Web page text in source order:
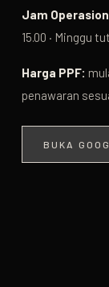
Jam
15.00 · Minggu
Harga PPF:
penawaran
BUKA